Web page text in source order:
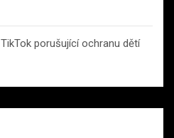
porušující ochranu dětí